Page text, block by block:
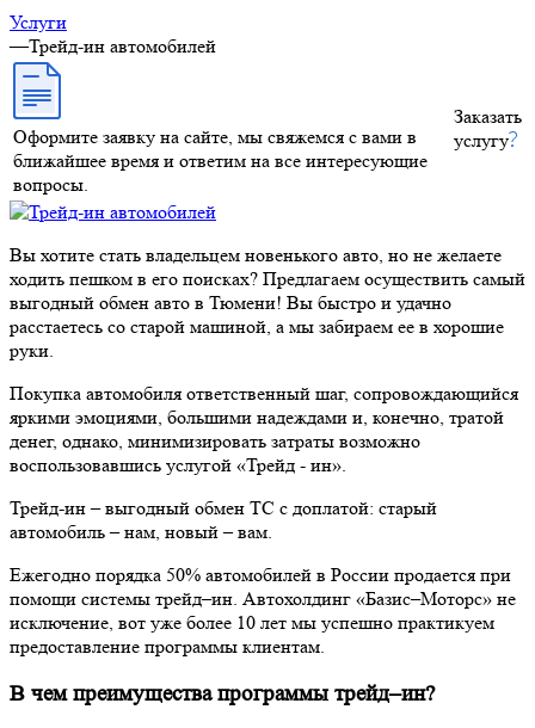
Услуги
—Трейд-ин автомобилей
Оформите заявку на сайте, мы свяжемся с вами в
ближайшее время и ответим на все интересующие
вопросы.
Заказать
услугу
Вы хотите стать владельцем новенького авто, но не желаете
ходить пешком в его поисках? Предлагаем осуществить самый
выгодный обмен авто в Тюмени! Вы быстро и удачно
расстаетесь со старой машиной, а мы забираем ее в хорошие
руки.
Покупка автомобиля ответственный шаг, сопровождающийся
яркими эмоциями, большими надеждами и, конечно, тратой
денег, однако, минимизировать затраты возможно
воспользовавшись услугой «Трейд - ин».
Трейд-ин – выгодный обмен ТС с доплатой: старый
автомобиль – нам, новый – вам.
Ежегодно порядка 50% автомобилей в России продается при
помощи системы трейд–ин. Автохолдинг «Базис–Моторс» не
исключение, вот уже более 10 лет мы успешно практикуем
предоставление программы клиентам.
В чем преимущества программы трейд–ин?